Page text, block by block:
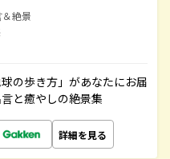
絶景
の歩き方」があなたにお届
と癒やしの絶景集
詳細を見る